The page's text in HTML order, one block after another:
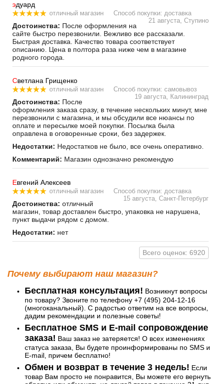
эдуард
отличный магазин
Способ покупки: доставка
21 августа, Ступино
Достоинства: После оформления на
сайте быстро перезвонили. Вежливо все рассказали.
Быстрая доставка. Качество товара соответствует
описанию. Цена в полтора раза ниже чем в магазине
родного города.
Светлана Грищенко
отличный магазин
Способ покупки: самовывоз
19 августа, Калининград
Достоинства: После
оформления заказа сразу, в течение нескольких минут, мне
перезвонили с магазина, и мы обсудили все нюансы по
оплате и пересылке моей покупки. Посылка была
оправлена в оговоренные сроки, без задержек.
Недостатки: Недостатков не было, все очень оперативно.
Комментарий: Магазин однозначно рекомендую
Евгений Алексеев
отличный магазин
Способ покупки: доставка
15 августа, Санкт-Петербург
Достоинства: отличный
магазин, товар доставлен быстро, упаковка не нарушена,
пункт выдачи рядом с домом.
Недостатки: нет
Всего оценок: 6920
Почему выбирают наш магазин?
Бесплатная консультация! Возникнут вопросы
по товару? Звоните по телефону +7 (495) 204-12-16
(многоканальный). С радостью ответим на все вопросы,
дадим рекомендации и полезные советы!
Бесплатное SMS и E-mail сопровождение
заказа! Ваш заказ не затеряется! О всех изменениях
статуса заказа, Вы будете проинформированы по SMS и
E-mail, причем бесплатно!
Обмен и возврат в течение 3 недель! Если
товар Вам просто не понравится, Вы можете его вернуть